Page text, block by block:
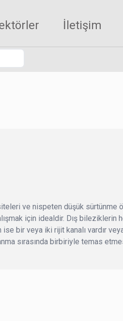
İletişim
ve nispeten düşük sürtünme
için idealdir. Dış bileziklerin
ise bir veya iki rijit kanalı vardır
sırasında birbiriyle temas